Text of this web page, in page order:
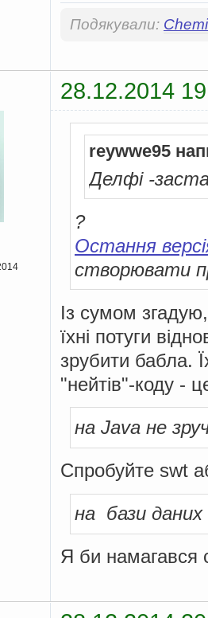
Подякували:
28.12.2014
reywwe95
Делфі -
?
Остання
створювати
Із сумом
їхні потуги
зрубити бабла.
"нейтів"-коду -
на Java не
Спробуйте swt
на бази
Я би намагався